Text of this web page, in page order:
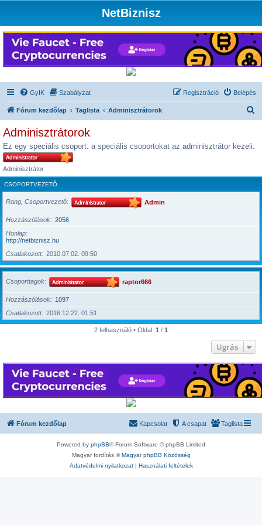
NetBiznisz
GyIK Szabályzat Belépés
Regisztráció
Fórum kezdőlap Taglista Adminisztrátorok
é
s
Adminisztrátorok
Ez egy speciális csoport: a speciális csoportokat az adminisztrátor kezeli.
Adminisztrátor
CSOPORTVEZETŐ
Rang, Csoportvezető Admin
Hozzászólások
2056
Honlap
http://netbiznisz.hu
Csatlakozott
2010.07.02. 09:50
Csoporttagok raptor666
Hozzászólások
1097
Csatlakozott
2016.12.22. 01:51
2 felhasználó • Oldal: 1 / 1
Ugrás
Fórum kezdőlap Taglista
A csapat
Kapcsolat
Powered by phpBB® Forum Software © phpBB Limited
Magyar fordítás ©Magyar phpBB Közösség
Adatvédelmi nyilatkozat| Használati feltételek